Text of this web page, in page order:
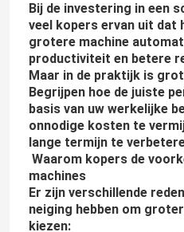
Bij de investering in een
veel kopers ervan uit dat
grotere machine
productiviteit en betere
Maar in de praktijk is
Begrijpen hoe de juiste
basis van uw werkelijke
onnodige kosten te
lange termijn te
Waarom kopers de
machines
Er zijn verschillende
neiging hebben om
kiezen: